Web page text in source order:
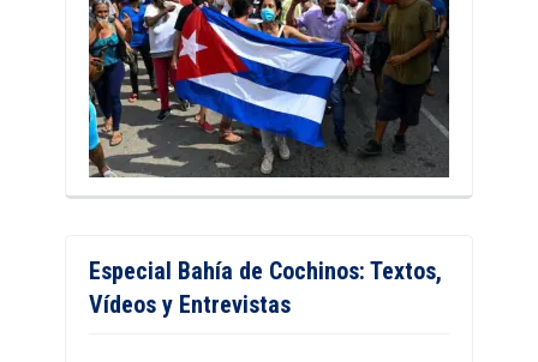
Especial Bahía de Cochinos: Textos,
Vídeos y Entrevistas